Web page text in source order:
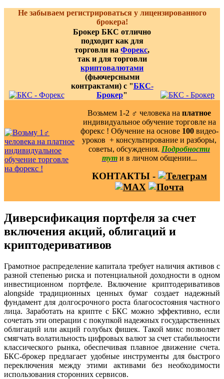
Не забываем регистрироваться у лицензированного
брокера!
Брокер БКС отлично
подходит как для
торговли на Форекс,
так и для торговли
криптовалютами
(фьючерсными
контрактами) с "БКС-
Брокер"
Возьмем 1-2 ‍♂️ человека на платное
индивидуальное обучение торговле на
форекс ! Обучение на основе 100видео-
уроков ️ + консультирование и разборы,
советы, обсуждения. Подробности
тут и в личном общении...
КОНТАКТЫ -
Диверсификация портфеля за счет
включения акций, облигаций и
криптодеривативов
Грамотное распределение капитала требует наличия активов с
разной степенью риска и потенциальной доходности в одном
инвестиционном портфеле. Включение криптодеривативов
alongside традиционных ценных бумаг создает надежный
фундамент для долгосрочного роста благосостояния частного
лица. Заработать на крипте с БКС можно эффективно, если
сочетать эти операции с покупкой надежных государственных
облигаций или акций голубых фишек. Такой микс позволяет
смягчать волатильность цифровых валют за счет стабильности
классического рынка, обеспечивая плавное движение счета.
БКС-брокер предлагает удобные инструменты для быстрого
переключения между этими активами без необходимости
использования сторонних сервисов.